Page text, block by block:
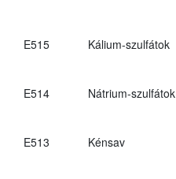
E515 Kálium-szulfátok
E514 Nátrium-szulfátok
E513 Kénsav